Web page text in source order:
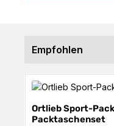
Ortlieb Sport-
Packtaschenset